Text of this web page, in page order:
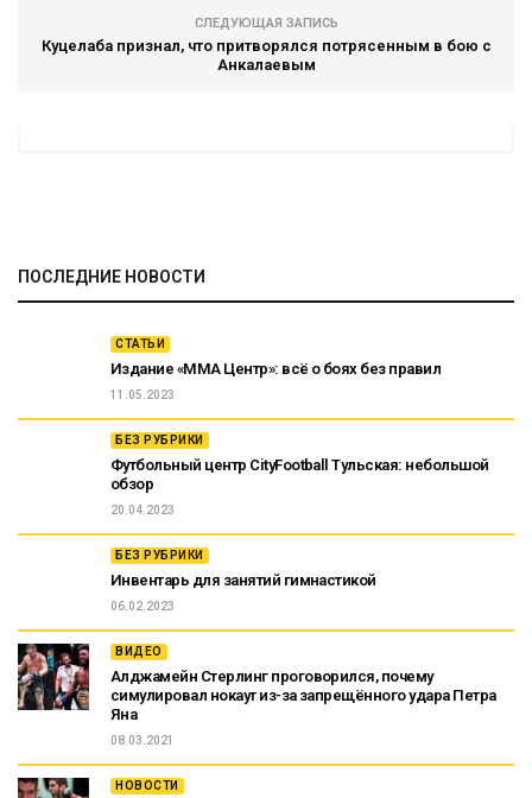
СЛЕДУЮЩАЯ ЗАПИСЬ
Куцелаба признал, что притворялся потрясенным в бою с
Анкалаевым
ПОСЛЕДНИЕ НОВОСТИ
СТАТЬИ
Издание «ММА Центр»: всё о боях без правил
11.05.2023
БЕЗ РУБРИКИ
Футбольный центр CityFootball Тульская: небольшой
обзор
20.04.2023
БЕЗ РУБРИКИ
Инвентарь для занятий гимнастикой
06.02.2023
ВИДЕО
Алджамейн Стерлинг проговорился, почему
симулировал нокаут из-за запрещённого удара Петра
Яна
08.03.2021
НОВОСТИ